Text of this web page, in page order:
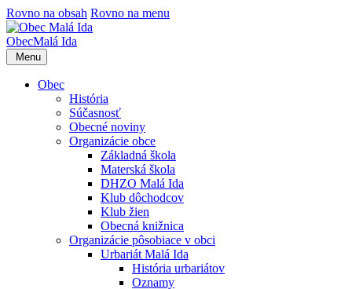
Rovno na obsah Rovno na menu
ObecMalá Ida
Menu
Obec
História
Súčasnosť
Obecné noviny
Organizácie obce
Základná škola
Materská škola
DHZO Malá Ida
Klub dôchodcov
Klub žien
Obecná knižnica
Organizácie pôsobiace v obci
Urbariát Malá Ida
História urbariátov
Oznamy